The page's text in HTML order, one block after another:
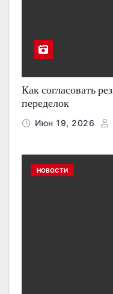
Как согласовать
переделок
Июн 19, 2026
НОВОСТИ